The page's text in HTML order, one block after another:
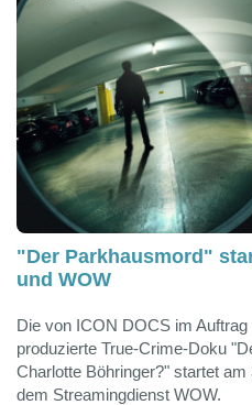
"Der Parkhausmord"
und WOW
Die von ICON DOCS im
produzierte True-Crime-Doku
Charlotte Böhringer?" startet
dem Streamingdienst WOW.